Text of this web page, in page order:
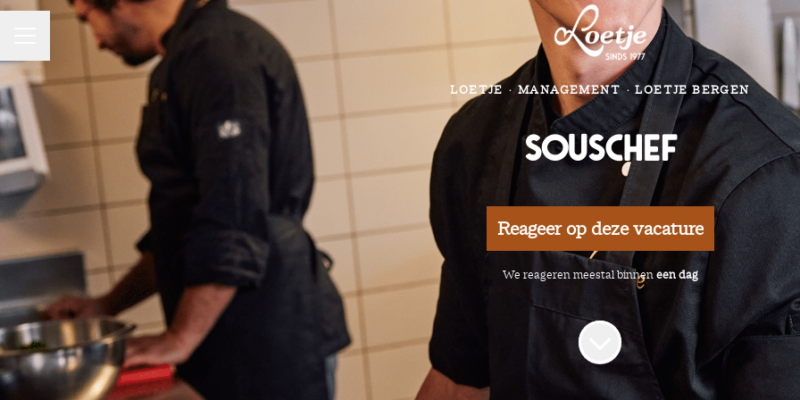
CARRIÈREMENU
LOETJE · MANAGEMENT · LOETJE BERGEN
Souschef
Reageer op deze vacature
We reageren meestal binneneen dag